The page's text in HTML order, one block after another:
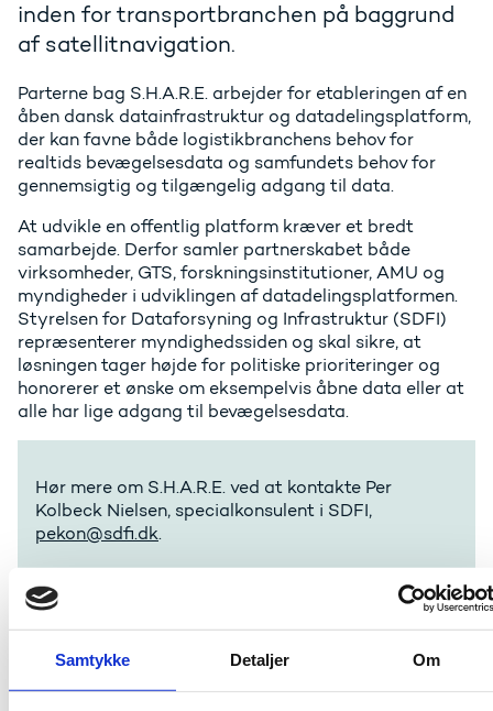
Samtykke Detaljer Om
inden for transportbranchen på baggrund
af satellitnavigation.
Parterne bag S.H.A.R.E. arbejder for etableringen af en
åben dansk datainfrastruktur og datadelingsplatform,
der kan favne både logistikbranchens behov for
realtids bevægelsesdata og samfundets behov for
gennemsigtig og tilgængelig adgang til data.
At udvikle en offentlig platform kræver et bredt
samarbejde. Derfor samler partnerskabet både
virksomheder, GTS, forskningsinstitutioner, AMU og
myndigheder i udviklingen af datadelingsplatformen.
Styrelsen for Dataforsyning og Infrastruktur (SDFI)
repræsenterer myndighedssiden og skal sikre, at
løsningen tager højde for politiske prioriteringer og
honorerer et ønske om eksempelvis åbne data eller at
alle har lige adgang til bevægelsesdata.
Hør mere om S.H.A.R.E. ved at kontakte Per
Kolbeck Nielsen, specialkonsulent i SDFI,
pekon@sdfi.dk.
Grønne gevinster og effektivisering